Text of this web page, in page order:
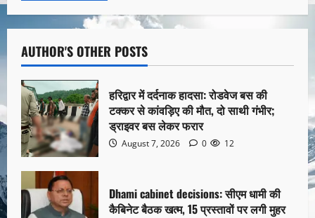
AUTHOR'S OTHER POSTS
हरिद्वार में दर्दनाक हादसा: रोडवेज बस की
टक्कर से कांवड़िए की मौत, दो साथी गंभीर;
ड्राइवर बस लेकर फरार
August 7, 2026 0 12
Dhami cabinet decisions: सीएम धामी की
कैबिनेट बैठक खत्म, 15 प्रस्तावों पर लगी मुहर